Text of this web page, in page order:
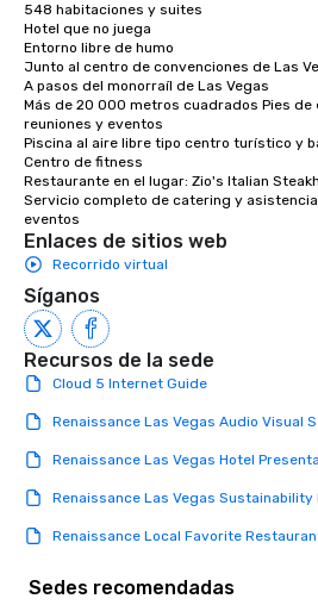
548 habitaciones y suites
Hotel que no juega
Entorno libre de humo
Junto al centro de convenciones de Las
A pasos del monorraíl de Las Vegas
Más de 20 000 metros cuadrados Pies de
reuniones y eventos
Piscina al aire libre tipo centro turístico y
Centro de fitness
Restaurante en el lugar: Zio's Italian
Servicio completo de catering y
eventos
Enlaces de sitios web
Recorrido virtual
Síganos
Recursos de la sede
Cloud 5 Internet Guide
Renaissance Las Vegas Audio Visual
Renaissance Las Vegas Hotel
Renaissance Las Vegas Sustainability
Renaissance Local Favorite
Sedes recomendadas